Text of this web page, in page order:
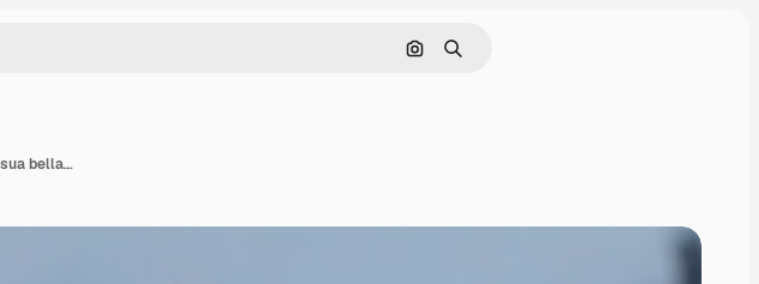
Cerca per immagine
Ricerca
Uomo dai capelli rossi seduto sulla sedia del barbiere che mostra la sua bella barba tagliata.